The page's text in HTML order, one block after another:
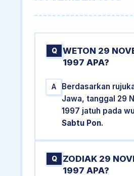
Q
WETON 29
1997 APA?
A
Berdasarkan
Jawa, tanggal 29
1997 jatuh pada
Sabtu Pon.
Q
ZODIAK 29
1997 APA?